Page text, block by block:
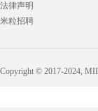
法律声明
米粒招聘
Copyright © 2017-2024,